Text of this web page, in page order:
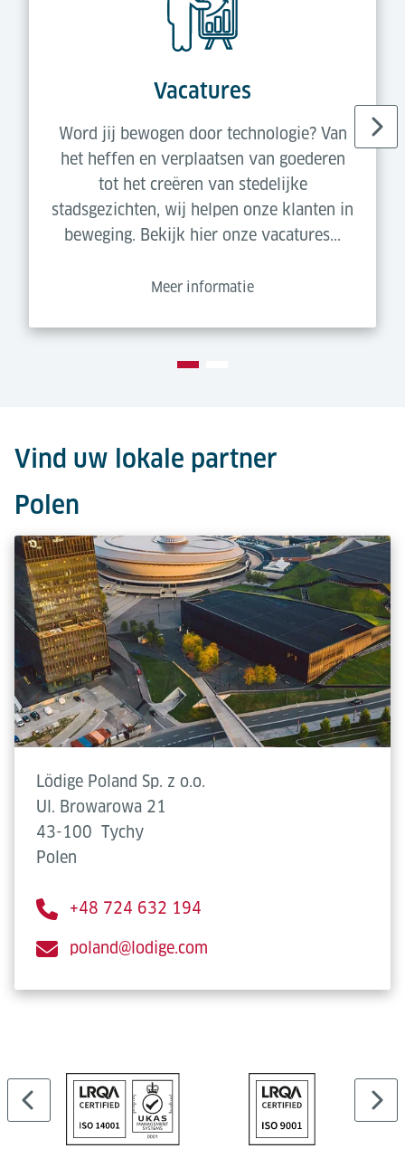
Vacatures
Word jij bewogen door technologie? Van
het heffen en verplaatsen van goederen
tot het creëren van stedelijke
stadsgezichten, wij helpen onze klanten in
beweging. Bekijk hier onze vacatures...
Meer informatie
Vind uw lokale partner
Polen
Lödige Poland Sp. z o.o.
Ul. Browarowa 21
43-100 Tychy
Polen
+48 724 632 194
poland@lodige.com